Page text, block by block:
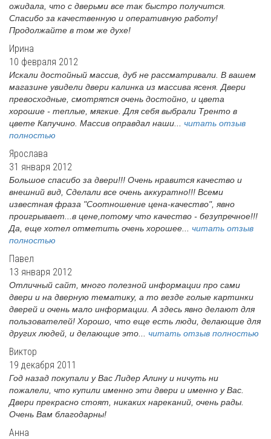
ожидала, что с дверьми все так быстро получится.
Спасибо за качественную и оперативную работу!
Продолжайте в том же духе!
Ирина
10 февраля 2012
Искали достойный массив, дуб не рассматривали. В вашем
магазине увидели двери калинка из массива ясеня. Двери
превосходные, смотрятся очень достойно, и цвета
хорошие - теплые, мягкие. Для себя выбрали Тренто в
цвете Капучино. Массив оправдал наши... читать отзыв
полностью
Ярослава
31 января 2012
Большое спасибо за двери!!! Очень нравится качество и
внешний вид, Сделали все очень аккуратно!!! Всеми
известная фраза "Соотношение цена-качество", явно
проигрывает...в цене,потому что качество - безупречное!!!
Да, еще хотел отметить очень хорошее... читать отзыв
полностью
Павел
13 января 2012
Отличный сайт, много полезной информации про сами
двери и на дверную тематику, а то везде голые картинки
дверей и очень мало информации. А здесь явно делают для
пользователей! Хорошо, что еще есть люди, делающие для
других людей, и делающие это... читать отзыв полностью
Виктор
19 декабря 2011
Год назад покупали у Вас Лидер Алину и ничуть ни
пожалели, что купили именно эти двери и именно у Вас.
Двери прекрасно стоят, никаких нареканий, очень рады.
Очень Вам благодарны!
Анна